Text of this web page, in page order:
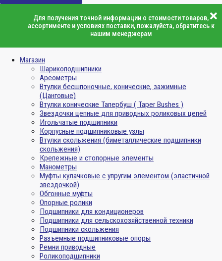
Для получения точной информации о стоимости товаров,
ассортименте и условиях поставки, пожалуйста, обратитесь к
нашим менеджерам
Магазин
Шарикоподшипники
Ареометры
Втулки бесшпоночные, конические, зажимные
(Цанговые)
Втулки конические Тапербуш ( Taper Bushes )
Звездочки цепные для приводных роликовых цепей
Игольчатые подшипники
Корпусные подшипниковые узлы
Втулки скольжения (биметаллические подшипники
скольжения)
Крепежные и стопорные элементы
Манометры
Муфты кулачковые с упругим элементом (эластичной
звездочкой)
Обгонные муфты
Опорные ролики
Подшипники для кондиционеров
Подшипники для сельскохозяйственной техники
Подшипники скольжения
Разъемные подшипниковые опоры
Ремни приводные
Роликоподшипники